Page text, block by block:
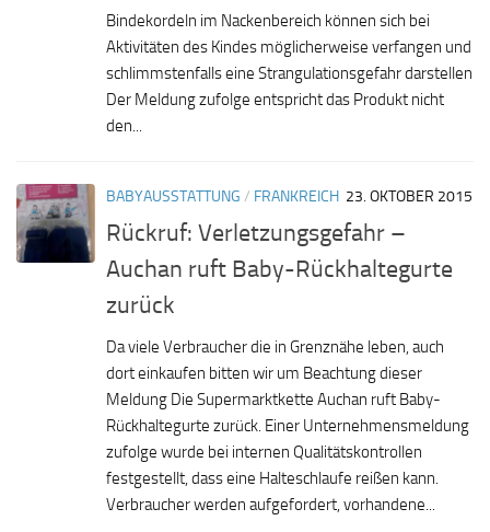
Bindekordeln im Nackenbereich können sich bei
Aktivitäten des Kindes möglicherweise verfangen und
schlimmstenfalls eine Strangulationsgefahr darstellen
Der Meldung zufolge entspricht das Produkt nicht
den...
BABYAUSSTATTUNG / FRANKREICH 23. OKTOBER 2015
Rückruf: Verletzungsgefahr –
Auchan ruft Baby-Rückhaltegurte
zurück
Da viele Verbraucher die in Grenznähe leben, auch
dort einkaufen bitten wir um Beachtung dieser
Meldung Die Supermarktkette Auchan ruft Baby-
Rückhaltegurte zurück. Einer Unternehmensmeldung
zufolge wurde bei internen Qualitätskontrollen
festgestellt, dass eine Halteschlaufe reißen kann.
Verbraucher werden aufgefordert, vorhandene...